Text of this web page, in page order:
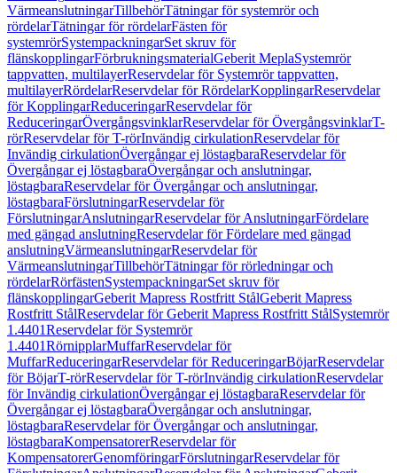
VärmeanslutningarTillbehörTätningar för systemrör och
rördelarTätningar för rördelarFästen för
systemrörSystempackningarSet skruv för
flänskopplingarFörbrukningsmaterialGeberit MeplaSystemrör
tappvatten, multilayerReservdelar för Systemrör tappvatten,
multilayerRördelarReservdelar för RördelarKopplingarReservdelar
för KopplingarReduceringarReservdelar för
ReduceringarÖvergångsvinklarReservdelar för ÖvergångsvinklarT-
rörReservdelar för T-rörInvändig cirkulationReservdelar för
Invändig cirkulationÖvergångar ej löstagbaraReservdelar för
Övergångar ej löstagbaraÖvergångar och anslutningar,
löstagbaraReservdelar för Övergångar och anslutningar,
löstagbaraFörslutningarReservdelar för
FörslutningarAnslutningarReservdelar för AnslutningarFördelare
med gängad anslutningReservdelar för Fördelare med gängad
anslutningVärmeanslutningarReservdelar för
VärmeanslutningarTillbehörTätningar för rörledningar och
rördelarRörfästenSystempackningarSet skruv för
flänskopplingarGeberit Mapress Rostfritt StålGeberit Mapress
Rostfritt StålReservdelar för Geberit Mapress Rostfritt StålSystemrör
1.4401Reservdelar för Systemrör
1.4401RörnipplarMuffarReservdelar för
MuffarReduceringarReservdelar för ReduceringarBöjarReservdelar
för BöjarT-rörReservdelar för T-rörInvändig cirkulationReservdelar
för Invändig cirkulationÖvergångar ej löstagbaraReservdelar för
Övergångar ej löstagbaraÖvergångar och anslutningar,
löstagbaraReservdelar för Övergångar och anslutningar,
löstagbaraKompensatorerReservdelar för
KompensatorerGenomföringarFörslutningarReservdelar för